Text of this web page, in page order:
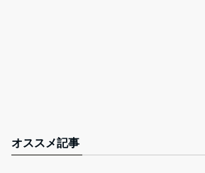
オススメ記事